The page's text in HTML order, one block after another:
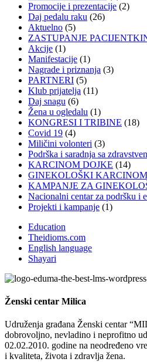
Promocije i prezentacije (2)
Daj pedalu raku (26)
Aktuelno (5)
ZASTUPANJE
Akcije (1)
Manifestacije (1)
Nagrade i priznanja (3)
PARTNERI (5)
Klub prijatelja (11)
Daj snagu (6)
Žena u ogledalu (1)
KONGRESI I TRIBINE (18)
Covid 19 (4)
Miličini volonteri (3)
Podrška i saradnja sa
KARCINOM DOJKE (14)
GINEKOLOŠKI
KAMPANJE ZA
Nacionalni centar za podršku i
Projekti i kampanje (1)
Education
Theidioms.com
English language
Shayari
Ženski centar Milica
Udruženja građana Ženski centar
dobrovoljno, nevladino i neprofitno
02.02.2010. godine na neodređeno
i kvaliteta, života i zdravlja žena.